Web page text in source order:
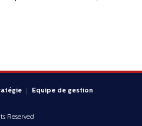
Equipe de gestion
Reserved